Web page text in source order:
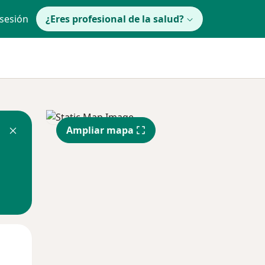
¿Eres profesional de la salud?
Ampliar mapa